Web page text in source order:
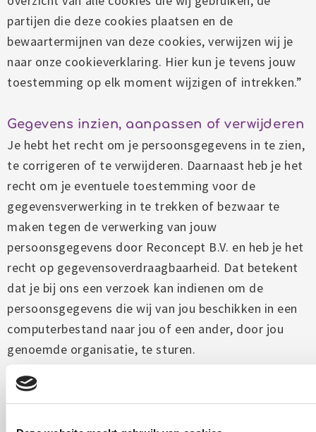
partijen die deze cookies plaatsen en de
bewaartermijnen van deze cookies, verwijzen wij je
naar onze cookieverklaring. Hier kun je tevens jouw
toestemming op elk moment wijzigen of intrekken.”
Gegevens inzien, aanpassen of verwijderen
Je hebt het recht om je persoonsgegevens in te zien,
te corrigeren of te verwijderen. Daarnaast heb je het
recht om je eventuele toestemming voor de
gegevensverwerking in te trekken of bezwaar te
maken tegen de verwerking van jouw
persoonsgegevens door Reconcept B.V. en heb je het
recht op gegevensoverdraagbaarheid. Dat betekent
dat je bij ons een verzoek kan indienen om de
persoonsgegevens die wij van jou beschikken in een
computerbestand naar jou of een ander, door jou
genoemde organisatie, te sturen.
Je kunt een verzoek tot inzage, correctie,